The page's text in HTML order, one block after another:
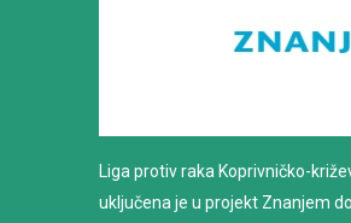
Liga protiv raka Koprivničko-
uključena je u projekt Znanjem